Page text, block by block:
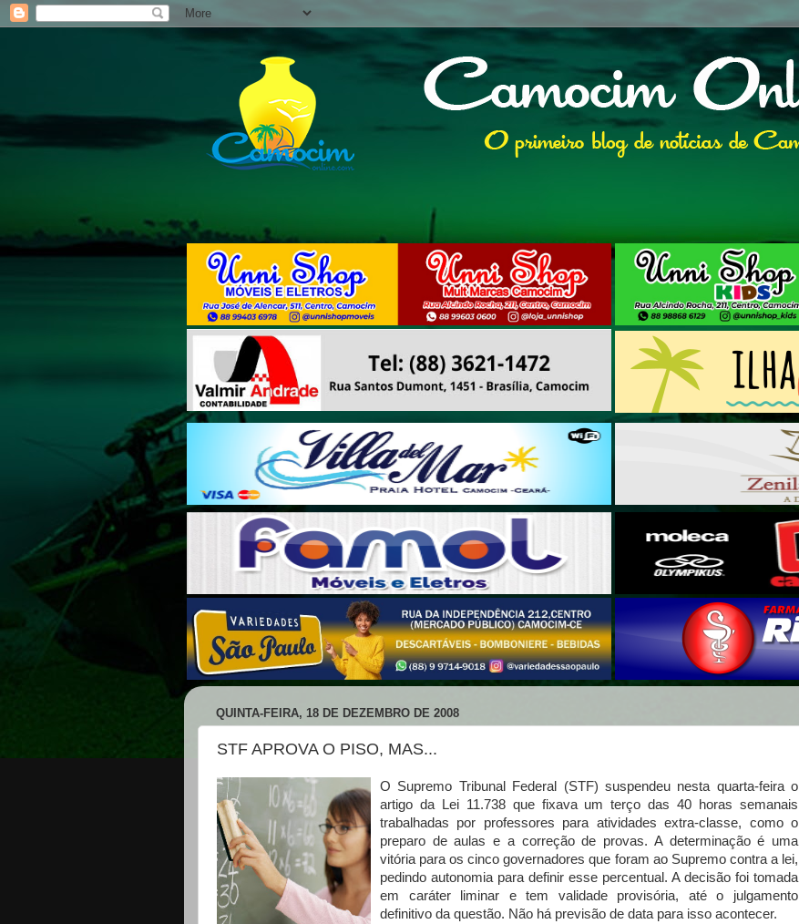
QUINTA-FEIRA, 18 DE DEZEMBRO DE 2008
STF APROVA O PISO, MAS...
O Supremo Tribunal Federal (STF) suspendeu nesta quarta-feira o
artigo da Lei 11.738 que fixava um terço das 40 horas semanais
trabalhadas por professores para atividades extra-classe, como o
preparo de aulas e a correção de provas. A determinação é uma
vitória para os cinco governadores que foram ao Supremo contra a lei,
pedindo autonomia para definir esse percentual. A decisão foi tomada
em caráter liminar e tem validade provisória, até o julgamento
definitivo da questão. Não há previsão de data para isso acontecer.